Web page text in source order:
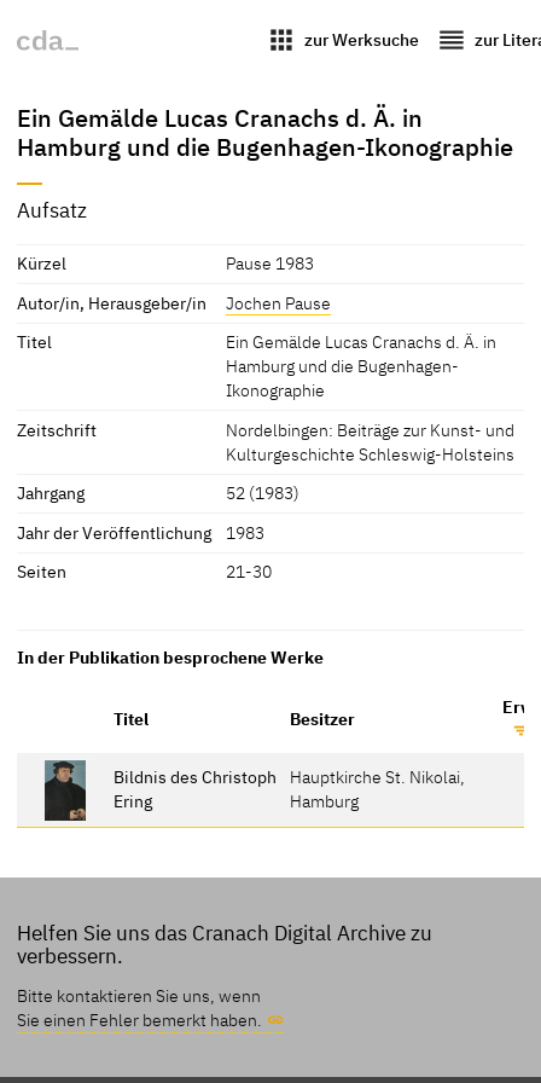
apps zur Werksuche reorder zur
Ein Gemälde Lucas Cranachs d. Ä. in
Hamburg und die Bugenhagen-Ikonographie
Aufsatz
Kürzel
Pause 1983
Autor/in, Herausgeber/in
Jochen Pause
Titel
Ein Gemälde Lucas Cranachs d. Ä. in
Hamburg und die Bugenhagen-
Ikonographie
Zeitschrift
Nordelbingen: Beiträge zur Kunst- und
Kulturgeschichte Schleswig-Holsteins
Jahrgang
52 (1983)
Jahr der Veröffentlichung
1983
Seiten
21-30
In der Publikation besprochene Werke
Titel Besitzer
Bildnis des Christoph
Ering
Hauptkirche St. Nikolai,
Hamburg
Helfen Sie uns das Cranach Digital Archive zu
verbessern.
Bitte kontaktieren Sie uns, wenn
Sie einen Fehler bemerkt haben.